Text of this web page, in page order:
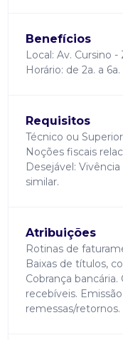
Benefícios
Local: Av. Cursino
Horário: de 2a. a
Requisitos
Técnico ou
Noções fiscais
Desejável:
similar.
Atribuições
Rotinas de
Baixas de títulos,
Cobrança
recebíveis.
remessas/retornos.